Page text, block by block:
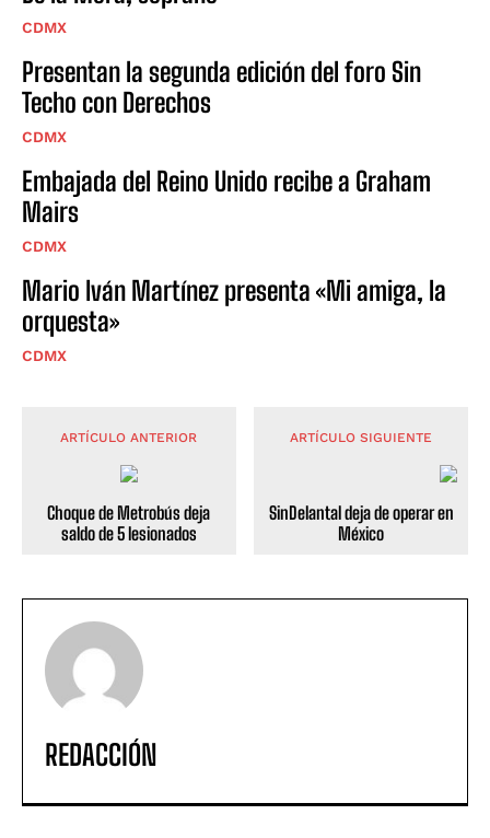
CDMX
Presentan la segunda edición del foro Sin
Techo con Derechos
CDMX
Embajada del Reino Unido recibe a Graham
Mairs
CDMX
Mario Iván Martínez presenta «Mi amiga, la
orquesta»
CDMX
ARTÍCULO ANTERIOR
Choque de Metrobús deja
saldo de 5 lesionados
ARTÍCULO SIGUIENTE
SinDelantal deja de operar en
México
REDACCIÓN